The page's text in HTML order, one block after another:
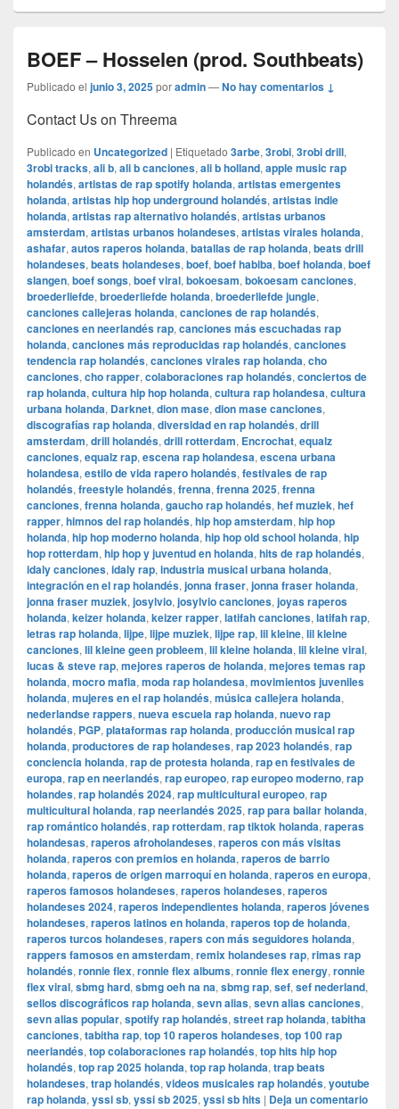
BOEF – Hosselen (prod. Southbeats)
Publicado el junio 3, 2025poradmin—No hay comentarios ↓
Contact Us on Threema
Publicado en Uncategorized | Etiquetado 3arbe, 3robi, 3robi drill,
3robi tracks, ali b, ali b canciones, ali b holland, apple music rap
holandés, artistas de rap spotify holanda, artistas emergentes
holanda, artistas hip hop underground holandés, artistas indie
holanda, artistas rap alternativo holandés, artistas urbanos
amsterdam, artistas urbanos holandeses, artistas virales holanda,
ashafar, autos raperos holanda, batallas de rap holanda, beats drill
holandeses, beats holandeses, boef, boef habiba, boef holanda, boef
slangen, boef songs, boef viral, bokoesam, bokoesam canciones,
broederliefde, broederliefde holanda, broederliefde jungle,
canciones callejeras holanda, canciones de rap holandés,
canciones en neerlandés rap, canciones más escuchadas rap
holanda, canciones más reproducidas rap holandés, canciones
tendencia rap holandés, canciones virales rap holanda, cho
canciones, cho rapper, colaboraciones rap holandés, conciertos de
rap holanda, cultura hip hop holanda, cultura rap holandesa, cultura
urbana holanda, Darknet, dion mase, dion mase canciones,
discografías rap holanda, diversidad en rap holandés, drill
amsterdam, drill holandés, drill rotterdam, Encrochat, equalz
canciones, equalz rap, escena rap holandesa, escena urbana
holandesa, estilo de vida rapero holandés, festivales de rap
holandés, freestyle holandés, frenna, frenna 2025, frenna
canciones, frenna holanda, gaucho rap holandés, hef muziek, hef
rapper, himnos del rap holandés, hip hop amsterdam, hip hop
holanda, hip hop moderno holanda, hip hop old school holanda, hip
hop rotterdam, hip hop y juventud en holanda, hits de rap holandés,
idaly canciones, idaly rap, industria musical urbana holanda,
integración en el rap holandés, jonna fraser, jonna fraser holanda,
jonna fraser muziek, josylvio, josylvio canciones, joyas raperos
holanda, keizer holanda, keizer rapper, latifah canciones, latifah rap,
letras rap holanda, lijpe, lijpe muziek, lijpe rap, lil kleine, lil kleine
canciones, lil kleine geen probleem, lil kleine holanda, lil kleine viral,
lucas & steve rap, mejores raperos de holanda, mejores temas rap
holanda, mocro mafia, moda rap holandesa, movimientos juveniles
holanda, mujeres en el rap holandés, música callejera holanda,
nederlandse rappers, nueva escuela rap holanda, nuevo rap
holandés, PGP, plataformas rap holanda, producción musical rap
holanda, productores de rap holandeses, rap 2023 holandés, rap
conciencia holanda, rap de protesta holanda, rap en festivales de
europa, rap en neerlandés, rap europeo, rap europeo moderno, rap
holandes, rap holandés 2024, rap multicultural europeo, rap
multicultural holanda, rap neerlandés 2025, rap para bailar holanda,
rap romántico holandés, rap rotterdam, rap tiktok holanda, raperas
holandesas, raperos afroholandeses, raperos con más visitas
holanda, raperos con premios en holanda, raperos de barrio
holanda, raperos de origen marroquí en holanda, raperos en europa,
raperos famosos holandeses, raperos holandeses, raperos
holandeses 2024, raperos independientes holanda, raperos jóvenes
holandeses, raperos latinos en holanda, raperos top de holanda,
raperos turcos holandeses, rapers con más seguidores holanda,
rappers famosos en amsterdam, remix holandeses rap, rimas rap
holandés, ronnie flex, ronnie flex albums, ronnie flex energy, ronnie
flex viral, sbmg hard, sbmg oeh na na, sbmg rap, sef, sef nederland,
sellos discográficos rap holanda, sevn alias, sevn alias canciones,
sevn alias popular, spotify rap holandés, street rap holanda, tabitha
canciones, tabitha rap, top 10 raperos holandeses, top 100 rap
neerlandés, top colaboraciones rap holandés, top hits hip hop
holandés, top rap 2025 holanda, top rap holanda, trap beats
holandeses, trap holandés, videos musicales rap holandés, youtube
rap holanda, yssi sb, yssi sb 2025, yssi sb hits | Deja un comentario